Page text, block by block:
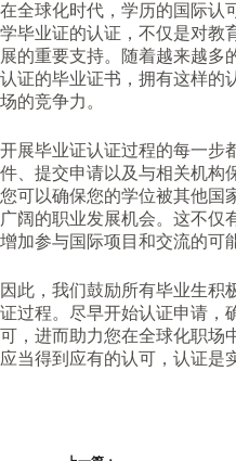
在全球化时代，学历的国际认
学毕业证的认证，不仅是对教
展的重要支持。随着越来越多
认证的毕业证书，拥有这样的
场的竞争力。
开展毕业证认证过程的每一步
件、提交申请以及与相关机构
您可以确保您的学位被其他国
广阔的职业发展机会。这不仅
增加参与国际项目和交流的可
因此，我们鼓励所有毕业生积
证过程。尽早开始认证申请，
可，进而助力您在全球化职场
应当得到应有的认可，认证是